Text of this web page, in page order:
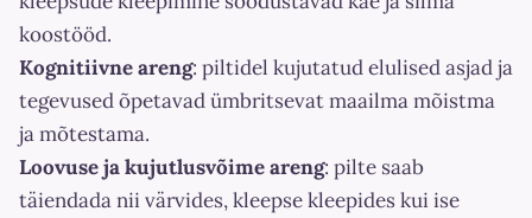
koostööd.
Kognitiivne areng: piltidel kujutatud elulised asjad ja
tegevused õpetavad ümbritsevat maailma mõistma
ja mõtestama.
Loovuse ja kujutlusvõime areng: pilte saab
täiendada nii värvides, kleepse kleepides kui ise